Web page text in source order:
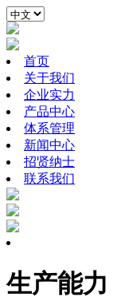
首页
关于我们
企业实力
产品中心
体系管理
新闻中心
招贤纳士
联系我们
生产能力